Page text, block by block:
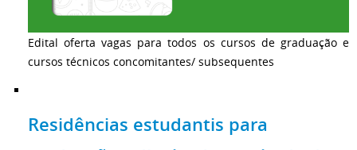
Edital oferta vagas para todos os cursos de graduação e
cursos técnicos concomitantes/ subsequentes
Residências estudantis para